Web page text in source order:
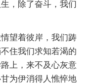
，除了奋斗，我们
望着彼岸，我们踌
住我们求知若渴的
上，来不及心灰意
为伊消得人憔悴地